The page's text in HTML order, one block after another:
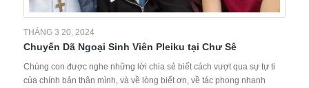
THÁNG 3 20, 2024
Chuyến Dã Ngoại Sinh Viên Pleiku tại Chư Sê
Chúng con được nghe những lời chia sẻ biết cách vượt qua sự tự ti
của chính bản thân mình, và về lòng biết ơn, về tác phong nhanh